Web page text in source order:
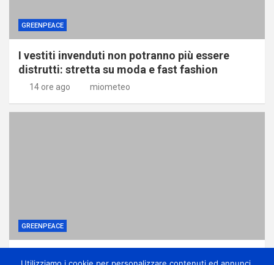
GREENPEACE
I vestiti invenduti non potranno più essere
distrutti: stretta su moda e fast fashion
14 ore ago miometeo
GREENPEACE